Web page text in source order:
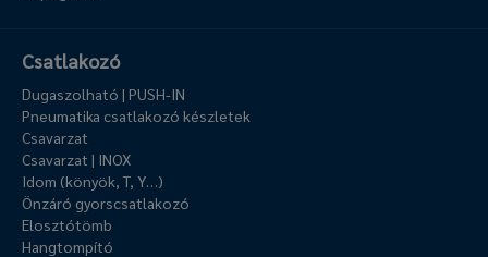
Csatlakozó
Dugaszolható | PUSH-IN
Pneumatika csatlakozó készletek
Csavarzat
Csavarzat | INOX
Idom (könyök, T, Y…)
Önzáró gyorscsatlakozó
Elosztótömb
Hangtompító